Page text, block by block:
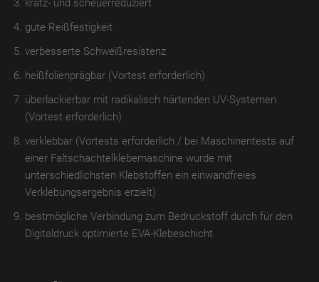
WET
TroPROTECT-
X
THERMO
TroPROTECT-
MATT
DIGITAL
TroPROTECT
GLOSS
TroPROTECT
kratz- und scheuerreduziert
gute Reißfestigkeit
verbesserte Schweißresistenz
heißfolienprägbar (Vortest erforderlich)
überlackierbar mit radikalisch härtenden UV-Systemen
(Vortest erforderlich)
verklebbar (Vortests erforderlich / bei Maschinentests auf
einer Faltschachtelklebemaschine wurde mit
unterschiedlichsten Klebstoffen ein einwandfreies
Verklebungsergebnis erzielt)
bestmögliche Verbindung zum Bedruckstoff durch für den
Digitaldruck optimierte EVA-Klebeschicht